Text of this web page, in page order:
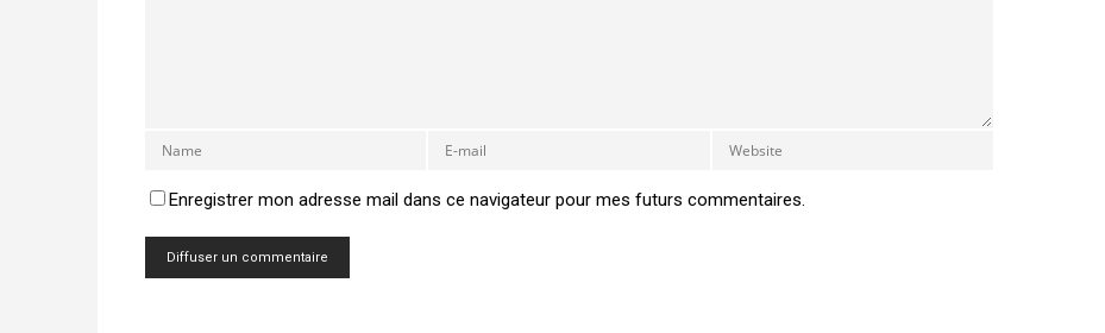
Enregistrer mon adresse mail dans ce navigateur pour mes futurs commentaires.